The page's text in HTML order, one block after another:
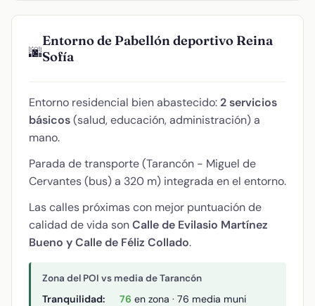
🌆
Entorno de Pabellón deportivo Reina
Sofía
Entorno residencial bien abastecido: 2 servicios
básicos(salud, educación, administración) a
mano.
Parada de transporte (Tarancón - Miguel de
Cervantes (bus) a 320 m) integrada en el entorno.
Las calles próximas con mejor puntuación de
calidad de vida sonCalle de Evilasio Martínez
Bueno y Calle de Féliz Collado.
Zona del POI vs media de Tarancón
Tranquilidad: 76 en zona · 76 media muni